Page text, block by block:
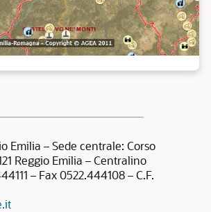
Emilia – Sede centrale: Corso
Reggio Emilia – Centralino
– Fax 0522.444108 – C.F.